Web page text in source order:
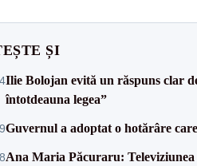
ȘI
Ilie Bolojan evită un răspuns clar
întotdeauna legea”
Guvernul a adoptat o hotărâre
Ana Maria Păcuraru: